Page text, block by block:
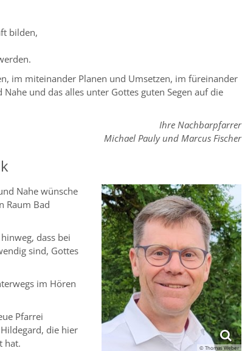
bilden,
im miteinander Planen und Umsetzen, im füreinander
und das alles unter Gottes guten Segen auf die
Ihre Nachbarpfarrer
Michael Pauly und Marcus Fischer
© Thomas Weber
Nahe wünsche
Raum Bad
dass bei
sind, Gottes
im Hören
Pfarrei
die hier
hat.